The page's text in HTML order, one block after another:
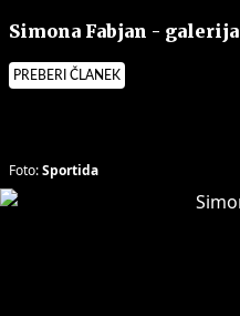
Simona Fabjan - galerija
PREBERI ČLANEK
Foto:Sportida